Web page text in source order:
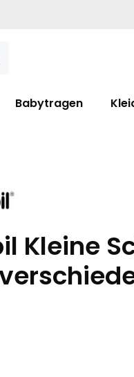
Babytragen
Kleine